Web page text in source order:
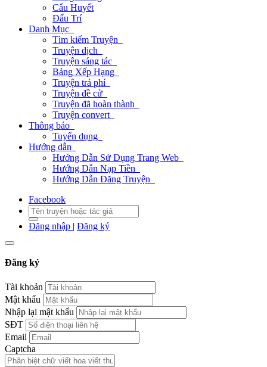
Cẩu Huyết
Đấu Trí
Danh Mục
Tìm kiếm Truyện
Truyện dịch
Truyện sáng tác
Bảng Xếp Hạng
Truyện trả phí
Truyện đề cử
Truyện đã hoàn thành
Truyện convert
Thông báo
Tuyển dụng
Hướng dẫn
Hướng Dẫn Sử Dụng Trang Web
Hướng Dẫn Nạp Tiền
Hướng Dẫn Đăng Truyện
Facebook
Đăng nhập | Đăng ký
Đăng ký
Tài khoản
Mật khẩu
Nhập lại mật khẩu
SĐT
Email
Captcha